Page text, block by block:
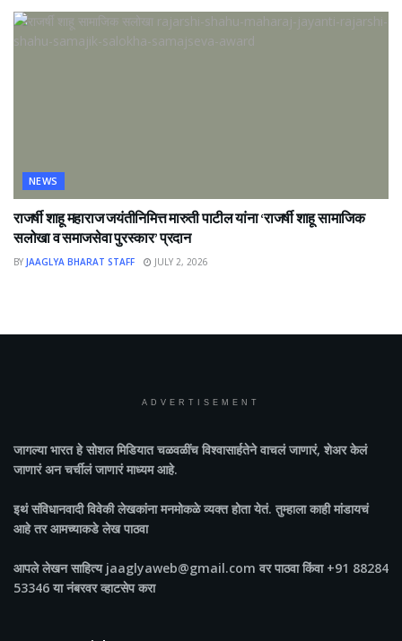
NEWS
राजर्षी शाहू महाराज जयंतीनिमित्त मारुती पाटील यांना ‘राजर्षी शाहू सामाजिक
सलोखा व समाजसेवा पुरस्कार’ प्रदान
BY JAAGLYA BHARAT STAFF JULY 2, 2026
ADVERTISEMENT
जागल्या भारतहे सोशल मिडियात चळवळींच विश्वासार्हतेने वाचलं जाणारं, शेअर केलं
जाणारं अन चर्चीलं जाणारं माध्यम आहे.
इथं संविधानवादी विवेकी लेखकांना मनमोकळे व्यक्त होता येतं. तुम्हाला काही मांडायचं
आहे तर आमच्याकडे लेख पाठवा
आपले लेखन साहित्य jaaglyaweb@gmail.com वर पाठवा किंवा +91 88284
53346 या नंबरवर व्हाटसेप करा